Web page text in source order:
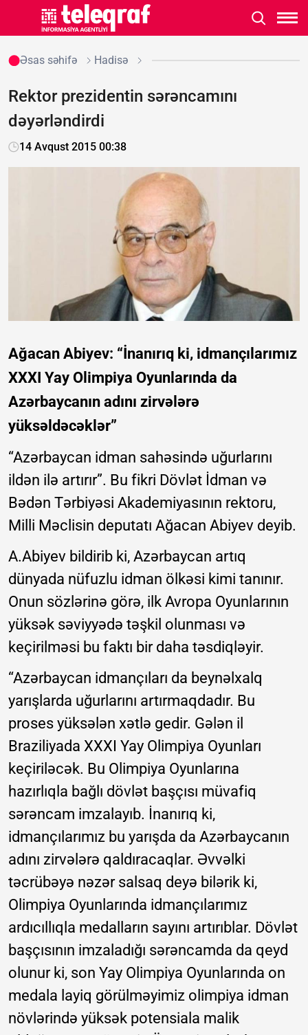
Əsas səhifə Hadisə
Rektor prezidentin sərəncamını
dəyərləndirdi
14 Avqust 2015 00:38
Ağacan Abiyev: “İnanırıq ki, idmançılarımız
XXXI Yay Olimpiya Oyunlarında da
Azərbaycanın adını zirvələrə
yüksəldəcəklər”
“Azərbaycan idman sahəsində uğurlarını
ildən ilə artırır”. Bu fikri Dövlət İdman və
Bədən Tərbiyəsi Akademiyasının rektoru,
Milli Məclisin deputatı Ağacan Abiyev deyib.
A.Abiyev bildirib ki, Azərbaycan artıq
dünyada nüfuzlu idman ölkəsi kimi tanınır.
Onun sözlərinə görə, ilk Avropa Oyunlarının
yüksək səviyyədə təşkil olunması və
keçirilməsi bu faktı bir daha təsdiqləyir.
“Azərbaycan idmançıları da beynəlxalq
yarışlarda uğurlarını artırmaqdadır. Bu
proses yüksələn xətlə gedir. Gələn il
Braziliyada XXXI Yay Olimpiya Oyunları
keçiriləcək. Bu Olimpiya Oyunlarına
hazırlıqla bağlı dövlət başçısı müvafiq
sərəncam imzalayıb. İnanırıq ki,
idmançılarımız bu yarışda da Azərbaycanın
adını zirvələrə qaldıracaqlar. Əvvəlki
təcrübəyə nəzər salsaq deyə bilərik ki,
Olimpiya Oyunlarında idmançılarımız
ardıcıllıqla medalların sayını artırıblar. Dövlət
başçısının imzaladığı sərəncamda da qeyd
olunur ki, son Yay Olimpiya Oyunlarında on
medala layiq görülməyimiz olimpiya idman
növlərində yüksək potensiala malik